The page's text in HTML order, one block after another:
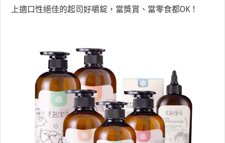
上適口性絕佳的起司好嚼錠，當獎賞、當零食都OK！